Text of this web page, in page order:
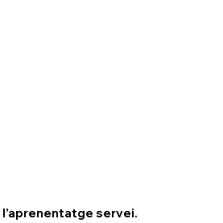
l’aprenentatge servei.